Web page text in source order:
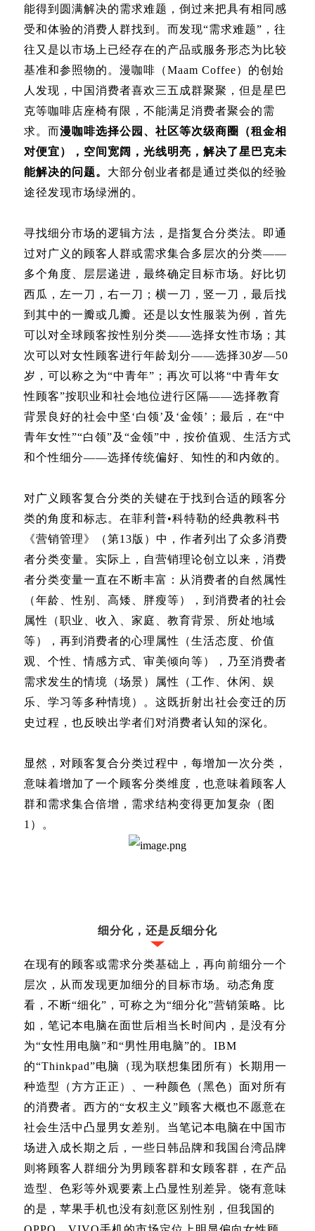
能得到圆满解决的需求难题，倒过来把具有相同感
受和体验的消费人群找到。而发现“需求难题”，往
往又是以市场上已经存在的产品或服务形态为比较
基准和参照物的。漫咖啡（Maam Coffee）的创始
人发现，中国消费者喜欢三五成群聚聚，但是星巴
克等咖啡店座椅有限，不能满足消费者聚会的需
求。而漫咖啡选择公园、社区等次级商圈（租金相
对便宜），空间宽阔，光线明亮，解决了星巴克未
能解决的问题。 大部分创业者都是通过类似的经验
途径发现市场绿洲的。
寻找细分市场的逻辑方法，是指复合分类法。即通
过对广义的顾客人群或需求集合多层次的分类——
多个角度、层层递进，最终确定目标市场。好比切
西瓜，左一刀，右一刀；横一刀，竖一刀，最后找
到其中的一瓣或几瓣。还是以女性服装为例，首先
可以对全球顾客按性别分类——选择女性市场；其
次可以对女性顾客进行年龄划分——选择30岁—50
岁，可以称之为“中青年”；再次可以将“中青年女
性顾客”按职业和社会地位进行区隔——选择教育
背景良好的社会中坚‘白领’及‘金领’；最后，在“中
青年女性”“白领”及“金领”中，按价值观、生活方式
和个性细分——选择传统偏好、知性的和内敛的。
对广义顾客复合分类的关键在于找到合适的顾客分
类的角度和标志。在菲利普•科特勒的经典教科书
《营销管理》（第13版）中，作者列出了众多消费
者分类变量。实际上，自营销理论创立以来，消费
者分类变量一直在不断丰富：从消费者的自然属性
（年龄、性别、高矮、胖瘦等），到消费者的社会
属性（职业、收入、家庭、教育背景、所处地域
等），再到消费者的心理属性（生活态度、价值
观、个性、情感方式、审美倾向等），乃至消费者
需求发生的情境（场景）属性（工作、休闲、娱
乐、学习等多种情境）。这既折射出社会变迁的历
史过程，也反映出学者们对消费者认知的深化。
显然，对顾客复合分类过程中，每增加一次分类，
意味着增加了一个顾客分类维度，也意味着顾客人
群和需求集合倍增，需求结构变得更加复杂（图
1）。
细分化，还是反细分化
在现有的顾客或需求分类基础上，再向前细分一个
层次，从而发现更加细分的目标市场。动态角度
看，不断“细化”，可称之为“细分化”营销策略。比
如，笔记本电脑在面世后相当长时间内，是没有分
为“女性用电脑”和“男性用电脑”的。 IBM
的“Thinkpad”电脑（现为联想集团所有）长期用一
种造型（方方正正）、一种颜色（黑色）面对所有
的消费者。西方的“女权主义”顾客大概也不愿意在
社会生活中凸显男女差别。当笔记本电脑在中国市
场进入成长期之后，一些日韩品牌和我国台湾品牌
则将顾客人群细分为男顾客群和女顾客群，在产品
造型、色彩等外观要素上凸显性别差异。饶有意味
的是，苹果手机也没有刻意区别性别，但我国的